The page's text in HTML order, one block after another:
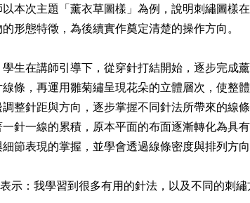
本次主題「薰衣草圖樣」為例，說明刺繡圖樣
形態特徵，為後續實作奠定清楚的操作方向。
生在講師引導下，從穿針打結開始，逐步完成
條，再運用雛菊繡呈現花朵的立體層次，使整
整針距與方向，逐步掌握不同針法所帶來的線
一針一線的累積，原本平面的布面逐漸轉化為具
節表現的掌握，並學會透過線條密度與排列方
示：我學習到很多有用的針法，以及不同的刺